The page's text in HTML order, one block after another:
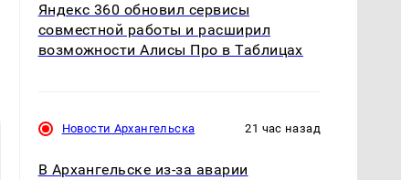
Яндекс 360 обновил сервисы
совместной работы и расширил
возможности Алисы Про в Таблицах
Новости Архангельска 21 час назад
В Архангельске из-за аварии